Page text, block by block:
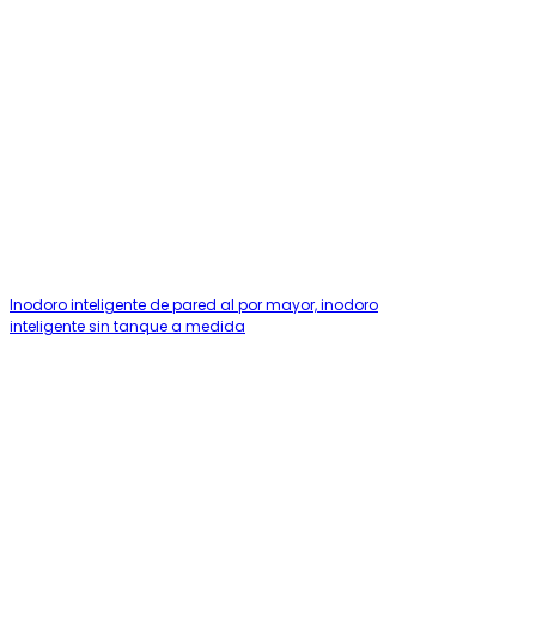
Inodoro inteligente de pared al por mayor, inodoro
inteligente sin tanque a medida